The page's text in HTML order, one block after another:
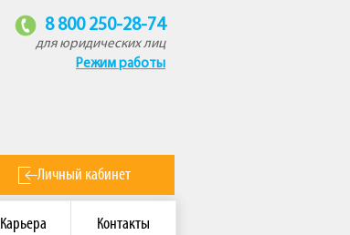
8 800 250-28-74
для юридических лиц
Режим работы
Личный кабинет
Карьера Контакты